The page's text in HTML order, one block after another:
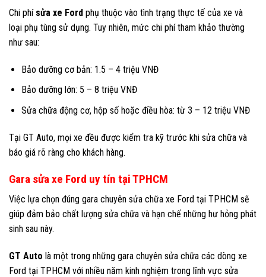
Chi phí sửa xe Ford phụ thuộc vào tình trạng thực tế của xe và
loại phụ tùng sử dụng. Tuy nhiên, mức chi phí tham khảo thường
như sau:
Bảo dưỡng cơ bản: 1.5 – 4 triệu VNĐ
Bảo dưỡng lớn: 5 – 8 triệu VNĐ
Sửa chữa động cơ, hộp số hoặc điều hòa: từ 3 – 12 triệu VNĐ
Tại GT Auto, mọi xe đều được kiểm tra kỹ trước khi sửa chữa và
báo giá rõ ràng cho khách hàng.
Gara sửa xe Ford uy tín tại TPHCM
Việc lựa chọn đúng gara chuyên sửa chữa xe Ford tại TPHCM sẽ
giúp đảm bảo chất lượng sửa chữa và hạn chế những hư hỏng phát
sinh sau này.
GT Auto là một trong những gara chuyên sửa chữa các dòng xe
Ford tại TPHCM với nhiều năm kinh nghiệm trong lĩnh vực sửa